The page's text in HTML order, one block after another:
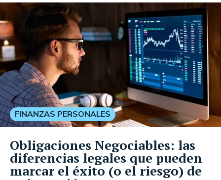
FINANZAS PERSONALES
Obligaciones Negociables: las
diferencias legales que pueden
marcar el éxito (o el riesgo) de